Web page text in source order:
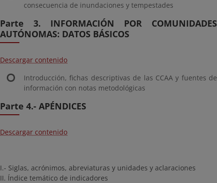
consecuencia de inundaciones y tempestades
Parte 3. INFORMACIÓN POR COMUNIDADES
AUTÓNOMAS: DATOS BÁSICOS
Descargar contenido
Introducción, fichas descriptivas de las CCAA y fuentes de
información con notas metodológicas
Parte 4.- APÉNDICES
Descargar contenido
I.- Siglas, acrónimos, abreviaturas y unidades y aclaraciones
II. Índice temático de indicadores